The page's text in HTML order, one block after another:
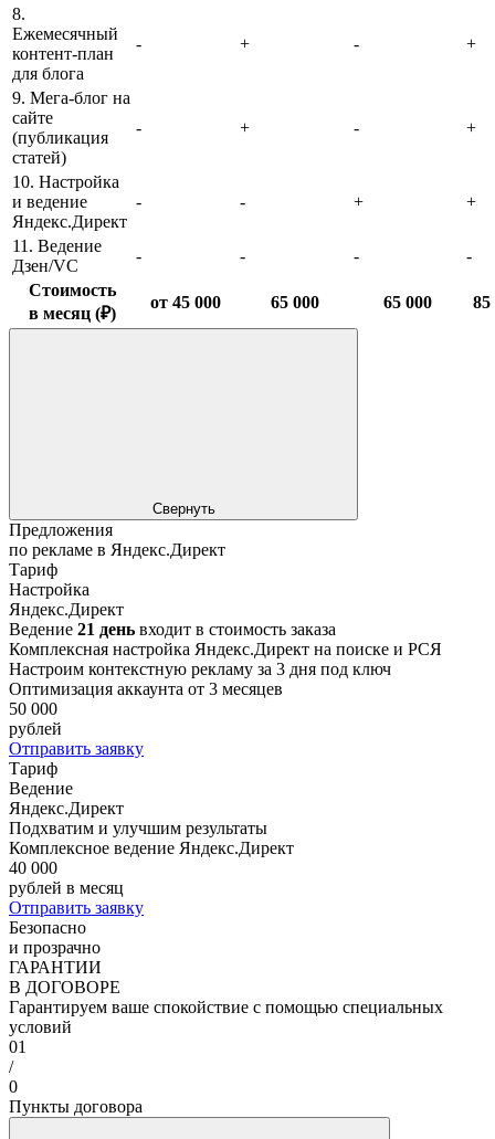
8.
Ежемесячный
контент-план
для блога
- + - +
9. Мега-блог на
сайте
(публикация
статей)
- + - +
10. Настройка
и ведение
Яндекс.Директ
- - + +
11. Ведение
Дзен/VC
- - -
-
Стоимость
в месяц (₽)
от 45 000 65 000 65 000 85
Свернуть
Предложения
по рекламе в Яндекс.Директ
Тариф
Настройка
Яндекс.Директ
Ведение 21 день входит в стоимость заказа
Комплексная настройка Яндекс.Директ на поиске и РСЯ
Настроим контекстную рекламу за 3 дня под ключ
Оптимизация аккаунта от 3 месяцев
50 000
рублей
Отправить заявку
Тариф
Ведение
Яндекс.Директ
Подхватим и улучшим результаты
Комплексное ведение Яндекс.Директ
40 000
рублей в месяц
Отправить заявку
Безопасно
и прозрачно
ГАРАНТИИ
В ДОГОВОРЕ
Гарантируем ваше спокойствие с помощью специальных
условий
01
/
0
Пункты договора